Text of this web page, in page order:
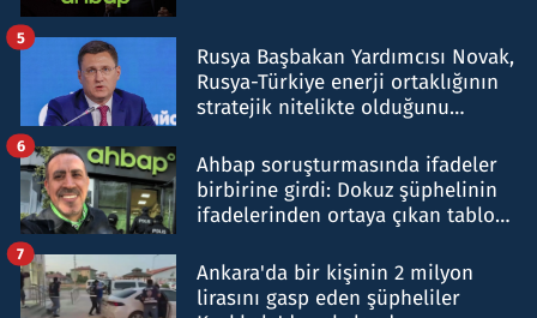
Rusya Başbakan Yardımcısı Novak,
Rusya-Türkiye enerji ortaklığının
stratejik nitelikte olduğunu
5
Ahbap soruşturmasında ifadeler
birbirine girdi: Dokuz şüphelinin
ifadelerinden ortaya çıkan tablo
6
Ankara'da bir kişinin 2 milyon
lirasını gasp eden şüpheliler
7